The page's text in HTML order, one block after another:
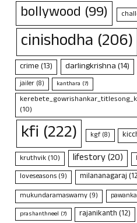
bollywood (99)
cinishodha (206)
crime(13) darlingkrishna(14)
jailer (8) kanthara (7)
(10)
kfi (222) kgf(8)
kruthvik(10) lifestory(20)
loveseasons (9) milananagaraj
mukundaramaswamy (9)
prashanthneel (7) rajanikanth(12)